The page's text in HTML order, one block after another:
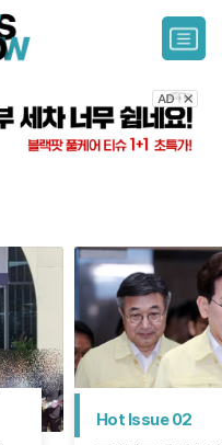
주
서
비
스
메
Hot Issue 02